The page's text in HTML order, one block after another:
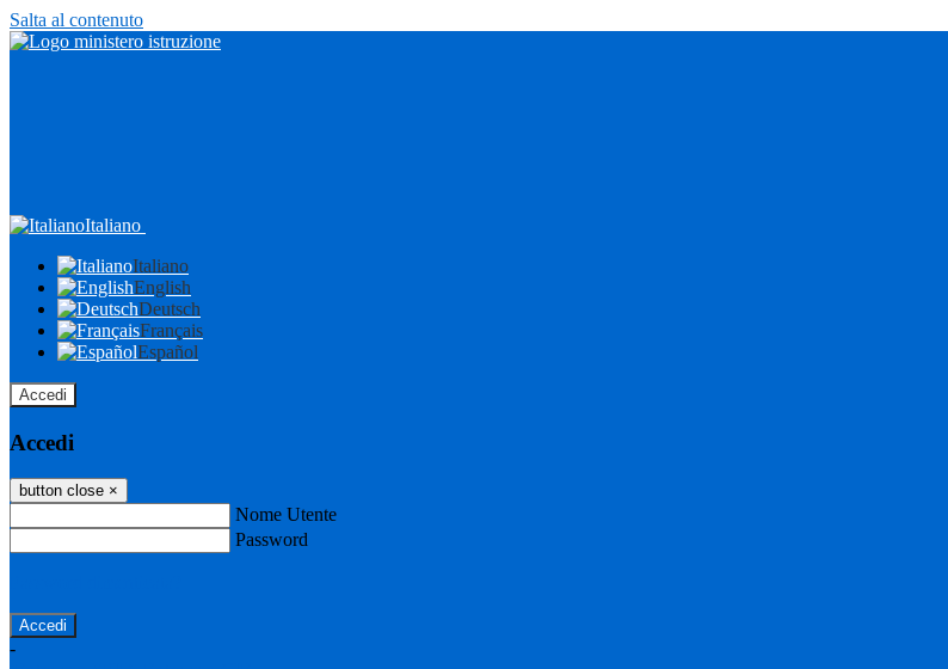
Salta al contenuto
Italiano
Italiano
English
Deutsch
Français
Español
Accedi
Accedi
button close ×
Nome Utente
Password
-